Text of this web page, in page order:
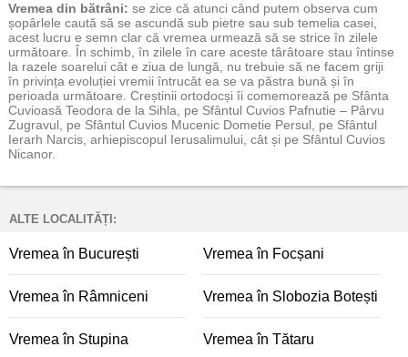
Vremea din bătrâni: se zice că atunci când putem observa cum
șopârlele caută să se ascundă sub pietre sau sub temelia casei,
acest lucru e semn clar că vremea urmează să se strice în zilele
următoare. În schimb, în zilele în care aceste târâtoare stau întinse
la razele soarelui cât e ziua de lungă, nu trebuie să ne facem griji
în privința evoluției vremii întrucât ea se va păstra bună și în
perioada următoare. Creștinii ortodocși îi comemorează pe Sfânta
Cuvioasă Teodora de la Sihla, pe Sfântul Cuvios Pafnutie – Pârvu
Zugravul, pe Sfântul Cuvios Mucenic Dometie Persul, pe Sfântul
Ierarh Narcis, arhiepiscopul Ierusalimului, cât și pe Sfântul Cuvios
Nicanor.
ALTE LOCALITĂȚI:
Vremea în București Vremea în Focșani
Vremea în Râmniceni Vremea în Slobozia Botești
Vremea în Stupina Vremea în Tătaru